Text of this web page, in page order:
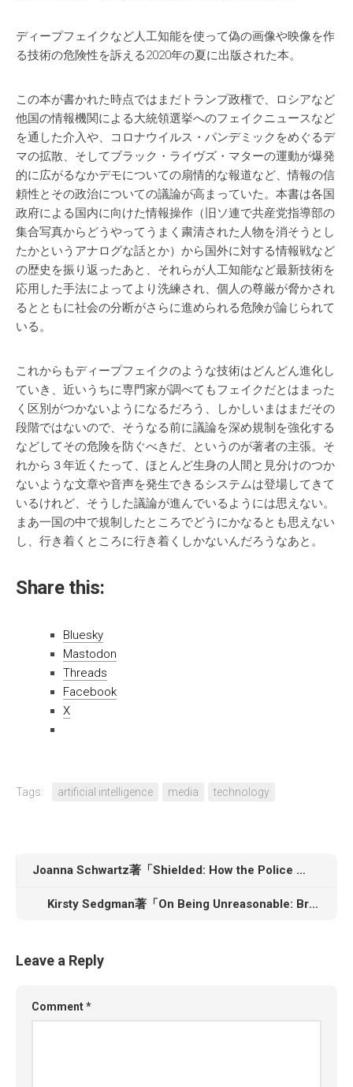
ディープフェイクなど人工知能を使って偽の画像や映像を作
る技術の危険性を訴える2020年の夏に出版された本。
この本が書かれた時点ではまだトランプ政権で、ロシアなど
他国の情報機関による大統領選挙へのフェイクニュースなど
を通した介入や、コロナウイルス・パンデミックをめぐるデ
マの拡散、そしてブラック・ライヴズ・マターの運動が爆発
的に広がるなかデモについての扇情的な報道など、情報の信
頼性とその政治についての議論が高まっていた。本書は各国
政府による国内に向けた情報操作（旧ソ連で共産党指導部の
集合写真からどうやってうまく粛清された人物を消そうとし
たかというアナログな話とか）から国外に対する情報戦など
の歴史を振り返ったあと、それらが人工知能など最新技術を
応用した手法によってより洗練され、個人の尊厳が脅かされ
るとともに社会の分断がさらに進められる危険が論じられて
いる。
これからもディープフェイクのような技術はどんどん進化し
ていき、近いうちに専門家が調べてもフェイクだとはまった
く区別がつかないようになるだろう、しかしいまはまだその
段階ではないので、そうなる前に議論を深め規制を強化する
などしてその危険を防ぐべきだ、というのが著者の主張。そ
れから３年近くたって、ほとんど生身の人間と見分けのつか
ないような文章や音声を発生できるシステムは登場してきて
いるけれど、そうした議論が進んでいるようには思えない。
まあ一国の中で規制したところでどうにかなるとも思えない
し、行き着くところに行き着くしかないんだろうなあと。
Share this:
Bluesky
Mastodon
Threads
Facebook
X
Tags: artificial intelligence media technology
Joanna Schwartz著「Shielded: How the Police Became Untouchable」
Kirsty Sedgman著「On Being Unreasonable: Breaking the Rules and Making Things Better」
Leave a Reply
Comment*